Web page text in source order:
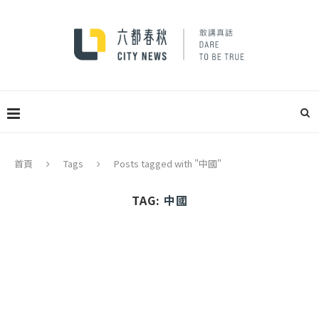
首頁 Tags Posts tagged with "中國"
TAG: 中國